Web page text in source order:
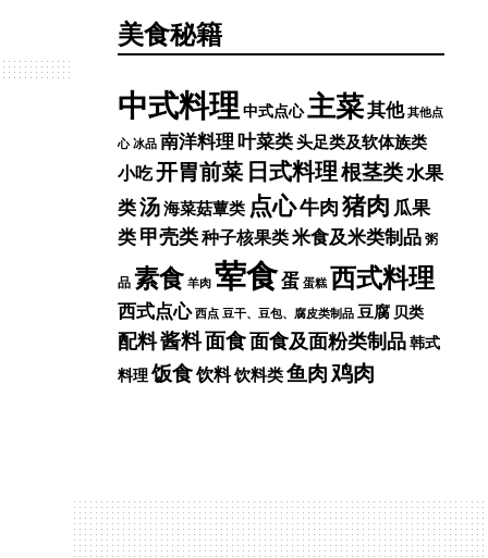
美食秘籍
中式料理 中式点心主菜其他 其他点
心 冰品 南洋料理叶菜类头足类及软体族类
小吃开胃前菜 日式料理根茎类水果
类汤海菜菇蕈类 点心牛肉猪肉 瓜果
类 甲壳类种子核果类米食及米类制品 粥
品 素食 羊肉 荤食蛋 蛋糕 西式料理
西式点心 西点 豆干、豆包、腐皮类制品 豆腐 贝类
配料酱料面食面食及面粉类制品韩式
料理饭食饮料饮料类鱼肉 鸡肉